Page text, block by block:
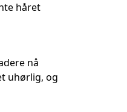
håret
nå
uhørlig, og